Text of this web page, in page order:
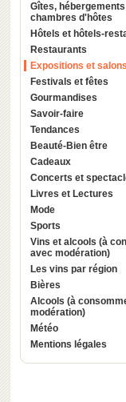
Gîtes,
chambres d'hôtes
Hôtels et hôtels-
Restaurants
Expositions et salons
Festivals et fêtes
Gourmandises
Savoir-faire
Tendances
Beauté-Bien être
Cadeaux
Concerts et
Livres et Lectures
Mode
Sports
Vins et alcools (à
avec modération)
Les vins par région
Bières
Alcools (à
modération)
Météo
Mentions légales